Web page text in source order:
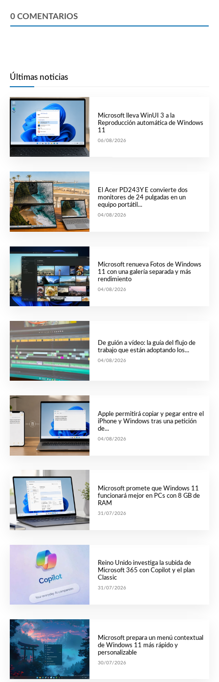
0 COMENTARIOS
Últimas noticias
Microsoft lleva WinUI 3 a la
Reproducción automática de Windows
11
06/08/2026
El Acer PD243Y E convierte dos
monitores de 24 pulgadas en un
equipo portátil...
04/08/2026
Microsoft renueva Fotos de Windows
11 con una galería separada y más
rendimiento
04/08/2026
De guión a vídeo: la guía del flujo de
trabajo que están adoptando los...
04/08/2026
Apple permitirá copiar y pegar entre el
iPhone y Windows tras una petición
de...
04/08/2026
Microsoft promete que Windows 11
funcionará mejor en PCs con 8 GB de
RAM
31/07/2026
Reino Unido investiga la subida de
Microsoft 365 con Copilot y el plan
Classic
31/07/2026
Microsoft prepara un menú contextual
de Windows 11 más rápido y
personalizable
30/07/2026